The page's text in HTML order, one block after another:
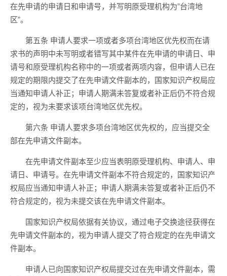
在先申请的申请日和申请号，并写明原受理机构为”台湾地
区”。
第五条 申请人要求一项或者多项台湾地区优先权而在请
求书的声明中未写明或者错写其中某件在先申请的申请日、申
请号和原受理机构名称中的一项或者两项内容，但申请人已在
规定的期限内提交了在先申请文件副本的，国家知识产权局应
当通知申请人补正；申请人期满未答复或者补正后仍不符合规
定的，视为未要求该项台湾地区优先权。
第六条 申请人要求多项台湾地区优先权的，应当提交全
部在先申请文件副本。
在先申请文件副本至少应当表明原受理机构、申请人、申
请日、申请号。在先申请文件副本不符合规定的，国家知识产
权局应当通知申请人补正；申请人期满未答复或者补正后仍不
符合规定的，视为未提交该在先申请文件副本。
国家知识产权局依据有关协议，通过电子交换途径获得在
先申请文件副本的，视为申请人提交了符合规定的在先申请文
件副本。
申请人已向国家知识产权局提交过在先申请文件副本，需